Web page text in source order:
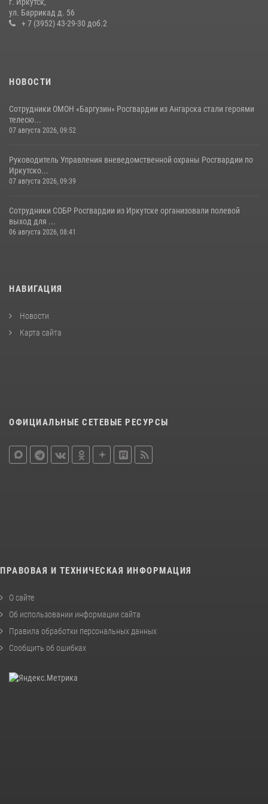
В Иркутской области завершились учебно-методические сборы с
инструкторами Сибирского ордена Жукова округа Росгвардии
г. Иркутск,
ул. Баррикад д. 56
+ 7 (3952) 43-29-30 доб.2
НОВОСТИ
Сотрудники ОМОН «Баргузин» Росгвардии из Ангарска стали героями
телесю...
07 августа 2026, 09:52
Руководитель Управления вневедомственной охраны Росгвардии по
Иркутско...
07 августа 2026, 09:39
Сотрудники СОБР Росгвардии из Иркутске организовали полевой
выход для ...
06 августа 2026, 08:41
НАВИГАЦИЯ
Новости
Карта сайта
ОФИЦИАЛЬНЫЕ СЕТЕВЫЕ РЕСУРСЫ
ПРАВОВАЯ И ТЕХНИЧЕСКАЯ ИНФОРМАЦИЯ
О сайте
Об использовании информации сайта
Правила обработки персональных данных
Сообщить об ошибках